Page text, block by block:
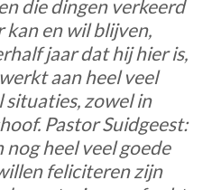
die dingen verkeerd
kan en wil blijven,
jaar dat hij hier is,
aan heel veel
situaties, zowel in
Pastor Suidgeest:
heel veel goede
feliciteren zijn